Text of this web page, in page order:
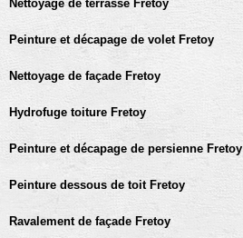
Nettoyage de terrasse Fretoy
Peinture et décapage de volet Fretoy
Nettoyage de façade Fretoy
Hydrofuge toiture Fretoy
Peinture et décapage de persienne Fretoy
Peinture dessous de toit Fretoy
Ravalement de façade Fretoy